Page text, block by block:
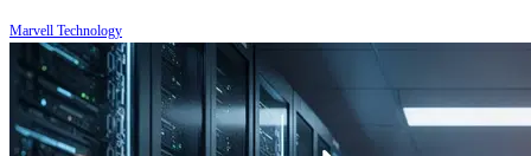
Marvell Technology